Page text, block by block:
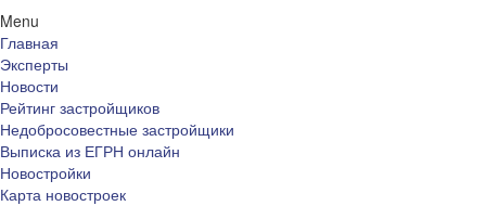
Menu
Главная
Эксперты
Новости
Рейтинг застройщиков
Недобросовестные застройщики
Выписка из ЕГРН онлайн
Новостройки
Карта новостроек